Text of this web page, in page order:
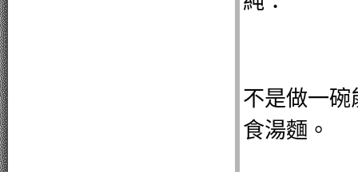
不是做一
食湯麵。